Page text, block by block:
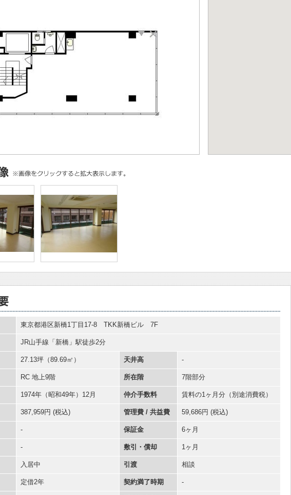
東京都港区新橋1丁目17-8 TKK新橋ビル 7F
JR山手線「新橋」駅徒歩2分
27.13坪 （89.69㎡） 天井高 -
RC 地上9階 所在階 7階部分
1974年（昭和49年）12月 仲介手数料 賃料の1ヶ月分（別途消費税）
387,959円 (税込) 管理費 / 共益費 59,686円 (税込)
- 保証金 6ヶ月
- 敷引・償却 1ヶ月
入居中 引渡 相談
定借2年 契約満了時期 -